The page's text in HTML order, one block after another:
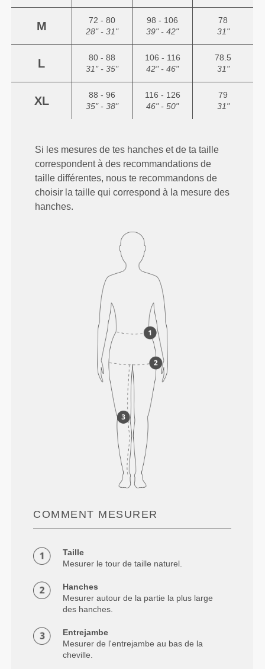
M
72 - 80
28" - 31"
98 - 106
39" - 42"
78
31"
L
80 - 88
31" - 35"
106 - 116
42" - 46"
78.5
31"
XL
88 - 96
35" - 38"
116 - 126
46" - 50"
79
31"
Si les mesures de tes hanches et de ta taille
correspondent à des recommandations de
taille différentes, nous te recommandons de
choisir la taille qui correspond à la mesure des
hanches.
COMMENT MESURER
Taille
Mesurer le tour de taille naturel.
Hanches
Mesurer autour de la partie la plus large
des hanches.
Entrejambe
Mesurer de l'entrejambe au bas de la
cheville.